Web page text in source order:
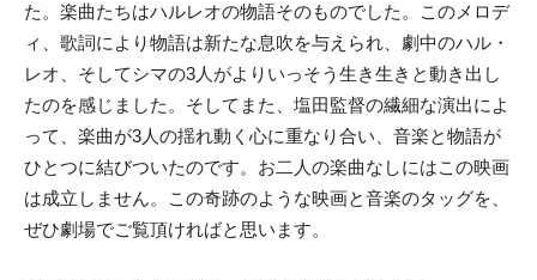
た。楽曲たちはハルレオの物語そのものでした。このメロデ
ィ、歌詞により物語は新たな息吹を与えられ、劇中のハル・
レオ、そしてシマの3人がよりいっそう生き生きと動き出し
たのを感じました。そしてまた、塩田監督の繊細な演出によ
って、楽曲が3人の揺れ動く心に重なり合い、音楽と物語が
ひとつに結びついたのです。お二人の楽曲なしにはこの映画
は成立しません。この奇跡のような映画と音楽のタッグを、
ぜひ劇場でご覧頂ければと思います。